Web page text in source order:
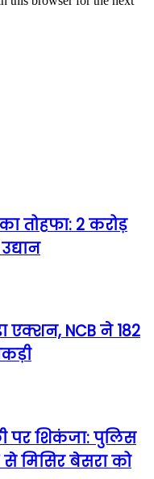
तोहफा: 2 करोड़
एक्शन, NCB ने 182
पर शिकंजा: पुलिस
से मिसिर बेसरा को